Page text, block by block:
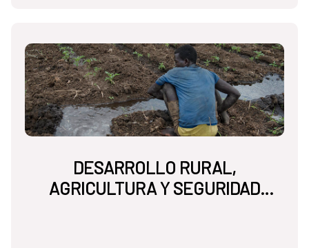
DESARROLLO RURAL,
AGRICULTURA Y SEGURIDAD